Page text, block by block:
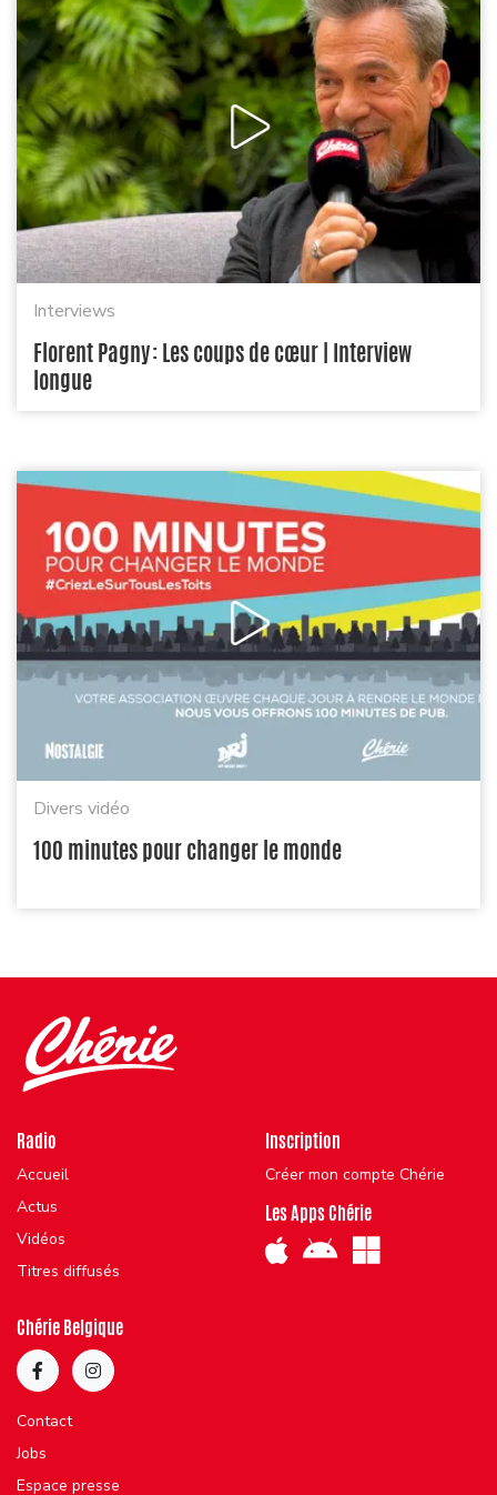
Interviews
Florent Pagny : Les coups de cœur | Interview
longue
Divers vidéo
100 minutes pour changer le monde
Radio
Accueil
Actus
Vidéos
Titres diffusés
Inscription
Créer mon compte Chérie
Les Apps Chérie
Chérie Belgique
Contact
Jobs
Espace presse